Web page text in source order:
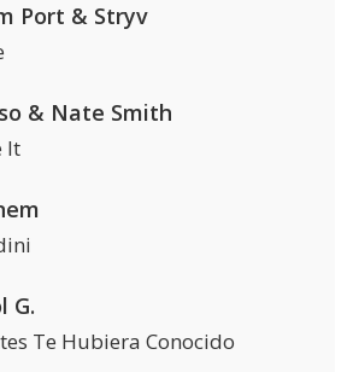
Port & Stryv
& Nate Smith
It
G.
Te Hubiera Conocido